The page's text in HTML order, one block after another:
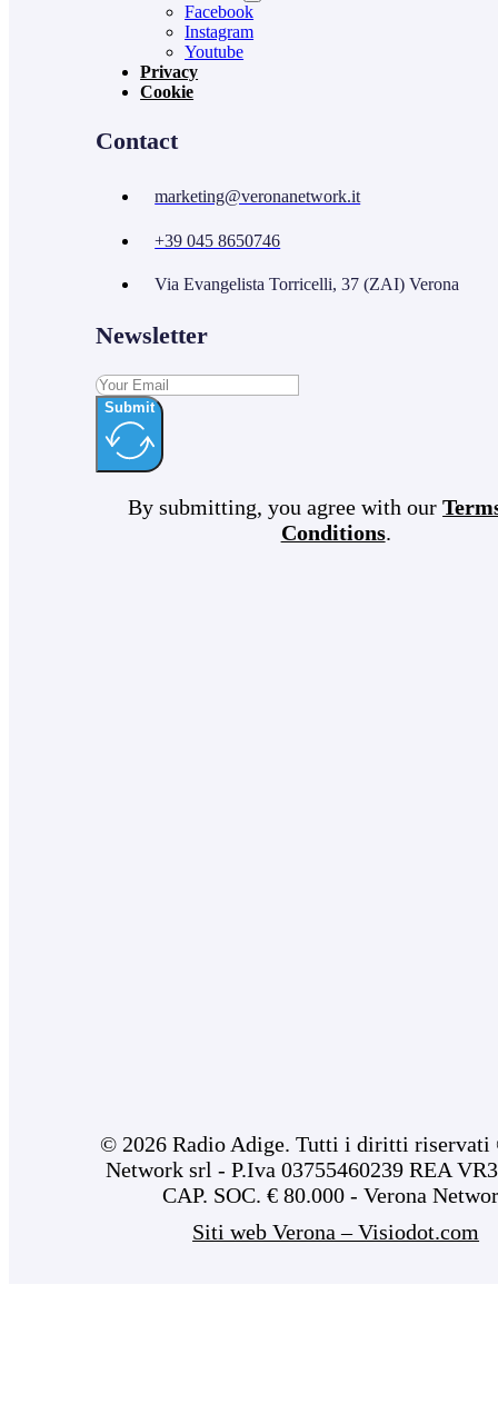
Facebook
Instagram
Youtube
Privacy
Cookie
Contact
marketing@veronanetwork.it
+39 045 8650746
Via Evangelista Torricelli, 37 (ZAI) Verona
Newsletter
Submit
By submitting, you agree with our
Conditions.
© 2026 Radio Adige. Tutti i diritti riservati
Network srl - P.Iva 03755460239 REA
CAP. SOC. € 80.000 - Verona
Siti web Verona – Visiodot.com